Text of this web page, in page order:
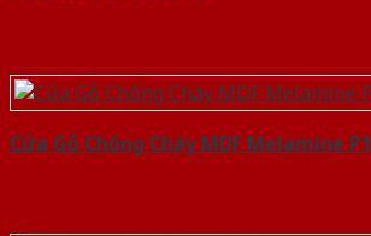
Cửa Gỗ Chống Cháy MDF Melamine P1